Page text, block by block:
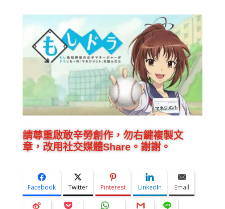
請尊重啟敢辛勞創作，勿右鍵複製文
章，改用社交媒體Share。謝謝。
Facebook Twitter Pinterest LinkedIn Email